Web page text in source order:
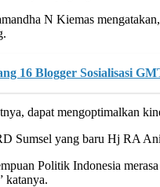
N Kiemas
16 Blogger Sosialisasi
dapat mengoptimalkan
Sumsel yang baru Hj RA
Politik Indonesia
katanya.